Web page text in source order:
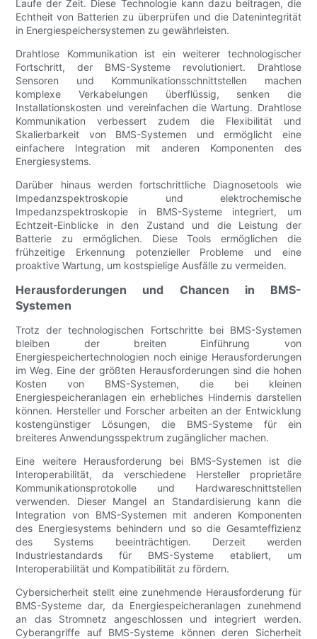
Laufe der Zeit. Diese Technologie kann dazu beitragen, die
Echtheit von Batterien zu überprüfen und die Datenintegrität
in Energiespeichersystemen zu gewährleisten.
Drahtlose Kommunikation ist ein weiterer technologischer
Fortschritt, der BMS-Systeme revolutioniert. Drahtlose
Sensoren und Kommunikationsschnittstellen machen
komplexe Verkabelungen überflüssig, senken die
Installationskosten und vereinfachen die Wartung. Drahtlose
Kommunikation verbessert zudem die Flexibilität und
Skalierbarkeit von BMS-Systemen und ermöglicht eine
einfachere Integration mit anderen Komponenten des
Energiesystems.
Darüber hinaus werden fortschrittliche Diagnosetools wie
Impedanzspektroskopie und elektrochemische
Impedanzspektroskopie in BMS-Systeme integriert, um
Echtzeit-Einblicke in den Zustand und die Leistung der
Batterie zu ermöglichen. Diese Tools ermöglichen die
frühzeitige Erkennung potenzieller Probleme und eine
proaktive Wartung, um kostspielige Ausfälle zu vermeiden.
Herausforderungen und Chancen in BMS-
Systemen
Trotz der technologischen Fortschritte bei BMS-Systemen
bleiben der breiten Einführung von
Energiespeichertechnologien noch einige Herausforderungen
im Weg. Eine der größten Herausforderungen sind die hohen
Kosten von BMS-Systemen, die bei kleinen
Energiespeicheranlagen ein erhebliches Hindernis darstellen
können. Hersteller und Forscher arbeiten an der Entwicklung
kostengünstiger Lösungen, die BMS-Systeme für ein
breiteres Anwendungsspektrum zugänglicher machen.
Eine weitere Herausforderung bei BMS-Systemen ist die
Interoperabilität, da verschiedene Hersteller proprietäre
Kommunikationsprotokolle und Hardwareschnittstellen
verwenden. Dieser Mangel an Standardisierung kann die
Integration von BMS-Systemen mit anderen Komponenten
des Energiesystems behindern und so die Gesamteffizienz
des Systems beeinträchtigen. Derzeit werden
Industriestandards für BMS-Systeme etabliert, um
Interoperabilität und Kompatibilität zu fördern.
Cybersicherheit stellt eine zunehmende Herausforderung für
BMS-Systeme dar, da Energiespeicheranlagen zunehmend
an das Stromnetz angeschlossen und integriert werden.
Cyberangriffe auf BMS-Systeme können deren Sicherheit